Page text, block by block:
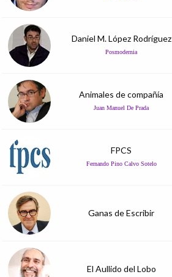
Daniel M. López Rodríguez
Posmodernia
Animales de compañía
Juan Manuel De Prada
FPCS
Fernando Pino Calvo Sotelo
Ganas de Escribir
El Aullido del Lobo